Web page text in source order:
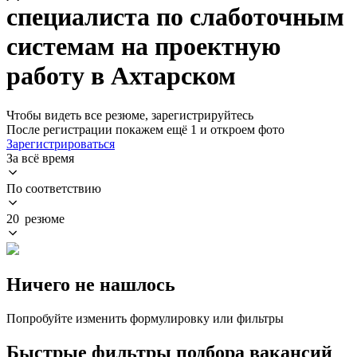
специалиста по слаботочным
системам на проектную
работу в Ахтарском
Чтобы видеть все резюме, зарегистрируйтесь
После регистрации покажем ещё 1 и откроем фото
Зарегистрироваться
За всё время
По соответствию
20 резюме
Ничего не нашлось
Попробуйте изменить формулировку или фильтры
Быстрые фильтры подбора вакансий